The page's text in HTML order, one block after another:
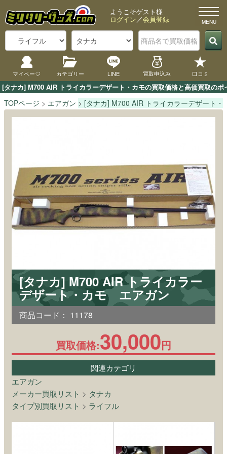
[タナカ] M700 AIR トライカラーデザート・カモの買取価格と高価買取の
ようこそゲスト様
ログイン／会員登録
マイページ カテゴリー LINE 買取申込み 口コミ
TOPページ エアガン [タナカ] M700 AIR トライカラーデザート・
[タナカ] M700 AIR トライカラー
デザート・カモ エアガン
商品コード： 11178
買取価格:30,000円
関連カテゴリ
エアガン
メーカー買取リスト > タナカ
タイプ別買取リスト > ライフル